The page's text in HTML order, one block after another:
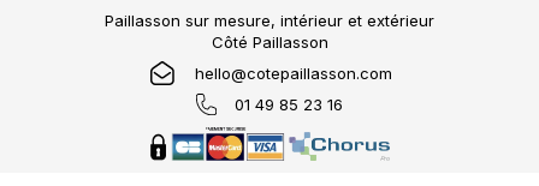
Paillasson sur mesure, intérieur et extérieur
Côté Paillasson
hello@cotepaillasson.com
01 49 85 23 16